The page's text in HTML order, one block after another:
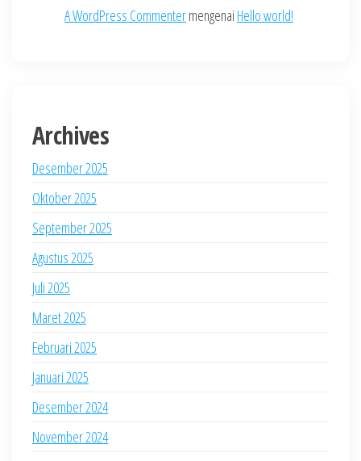
A WordPress Commentermengenai Hello world!
Archives
Desember 2025
Oktober 2025
September 2025
Agustus 2025
Juli 2025
Maret 2025
Februari 2025
Januari 2025
Desember 2024
November 2024